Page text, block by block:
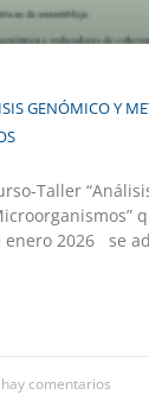
GENÓMICO Y
Taller
enero 2026 se
comentarios